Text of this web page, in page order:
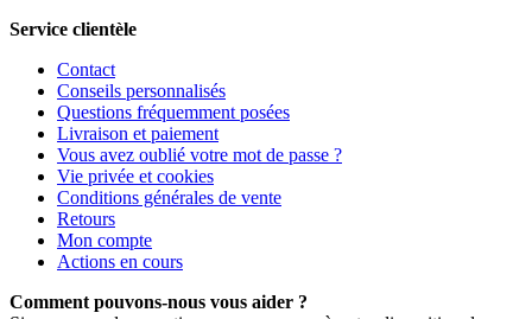
Service clientèle
Contact
Conseils personnalisés
Questions fréquemment posées
Livraison et paiement
Vous avez oublié votre mot de passe ?
Vie privée et cookies
Conditions générales de vente
Retours
Mon compte
Actions en cours
Comment pouvons-nous vous aider ?